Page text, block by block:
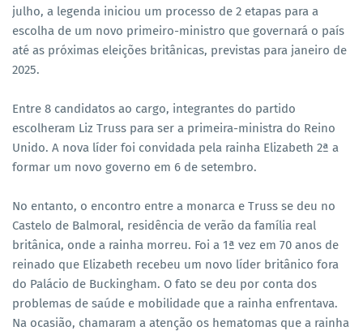
julho, a legenda iniciou um processo de 2 etapas para a
escolha de um novo primeiro-ministro que governará o país
até as próximas eleições britânicas, previstas para janeiro de
2025.
Entre 8 candidatos ao cargo, integrantes do partido
escolheram Liz Truss para ser a primeira-ministra do Reino
Unido. A nova líder foi convidada pela rainha Elizabeth 2ª a
formar um novo governo em 6 de setembro.
No entanto, o encontro entre a monarca e Truss se deu no
Castelo de Balmoral, residência de verão da família real
britânica, onde a rainha morreu. Foi a 1ª vez em 70 anos de
reinado que Elizabeth recebeu um novo líder britânico fora
do Palácio de Buckingham. O fato se deu por conta dos
problemas de saúde e mobilidade que a rainha enfrentava.
Na ocasião, chamaram a atenção os hematomas que a rainha